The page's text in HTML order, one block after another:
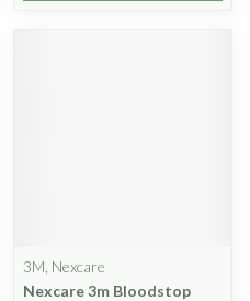
3M, Nexcare
Nexcare 3m Bloodstop